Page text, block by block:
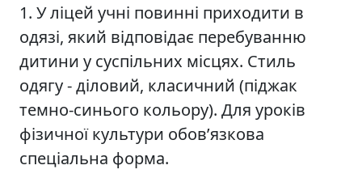
1. У ліцей учні повинні приходити в
одязі, який відповідає перебуванню
дитини у суспільних місцях. Стиль
одягу - діловий, класичний (піджак
темно-синього кольору). Для уроків
фізичної культури обов’язкова
спеціальна форма.